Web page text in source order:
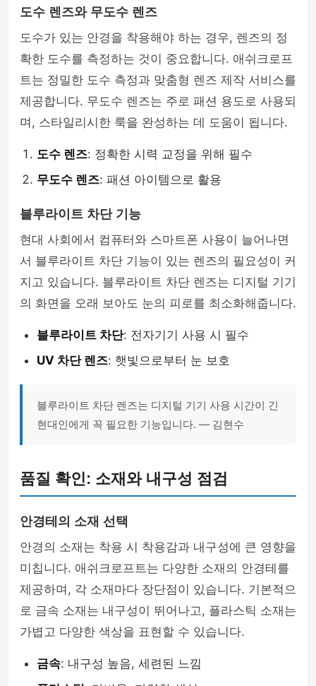
도수 렌즈와 무도수 렌즈
도수가 있는 안경을 착용해야 하는 경우, 렌즈의 정
확한 도수를 측정하는 것이 중요합니다. 애쉬크로프
트는 정밀한 도수 측정과 맞춤형 렌즈 제작 서비스를
제공합니다. 무도수 렌즈는 주로 패션 용도로 사용되
며, 스타일리시한 룩을 완성하는 데 도움이 됩니다.
도수 렌즈: 정확한 시력 교정을 위해 필수
무도수 렌즈: 패션 아이템으로 활용
블루라이트 차단 기능
현대 사회에서 컴퓨터와 스마트폰 사용이 늘어나면
서 블루라이트 차단 기능이 있는 렌즈의 필요성이 커
지고 있습니다. 블루라이트 차단 렌즈는 디지털 기기
의 화면을 오래 보아도 눈의 피로를 최소화해줍니다.
블루라이트 차단: 전자기기 사용 시 필수
UV 차단 렌즈: 햇빛으로부터 눈 보호
블루라이트 차단 렌즈는 디지털 기기 사용 시간이 긴
현대인에게 꼭 필요한 기능입니다. — 김현수
품질 확인: 소재와 내구성 점검
안경테의 소재 선택
안경의 소재는 착용 시 착용감과 내구성에 큰 영향을
미칩니다. 애쉬크로프트는 다양한 소재의 안경테를
제공하며, 각 소재마다 장단점이 있습니다. 기본적으
로 금속 소재는 내구성이 뛰어나고, 플라스틱 소재는
가볍고 다양한 색상을 표현할 수 있습니다.
금속: 내구성 높음, 세련된 느낌